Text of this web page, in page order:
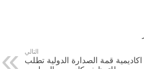
التالي
اكاديمية قمة الصدارة الدولية تطلب